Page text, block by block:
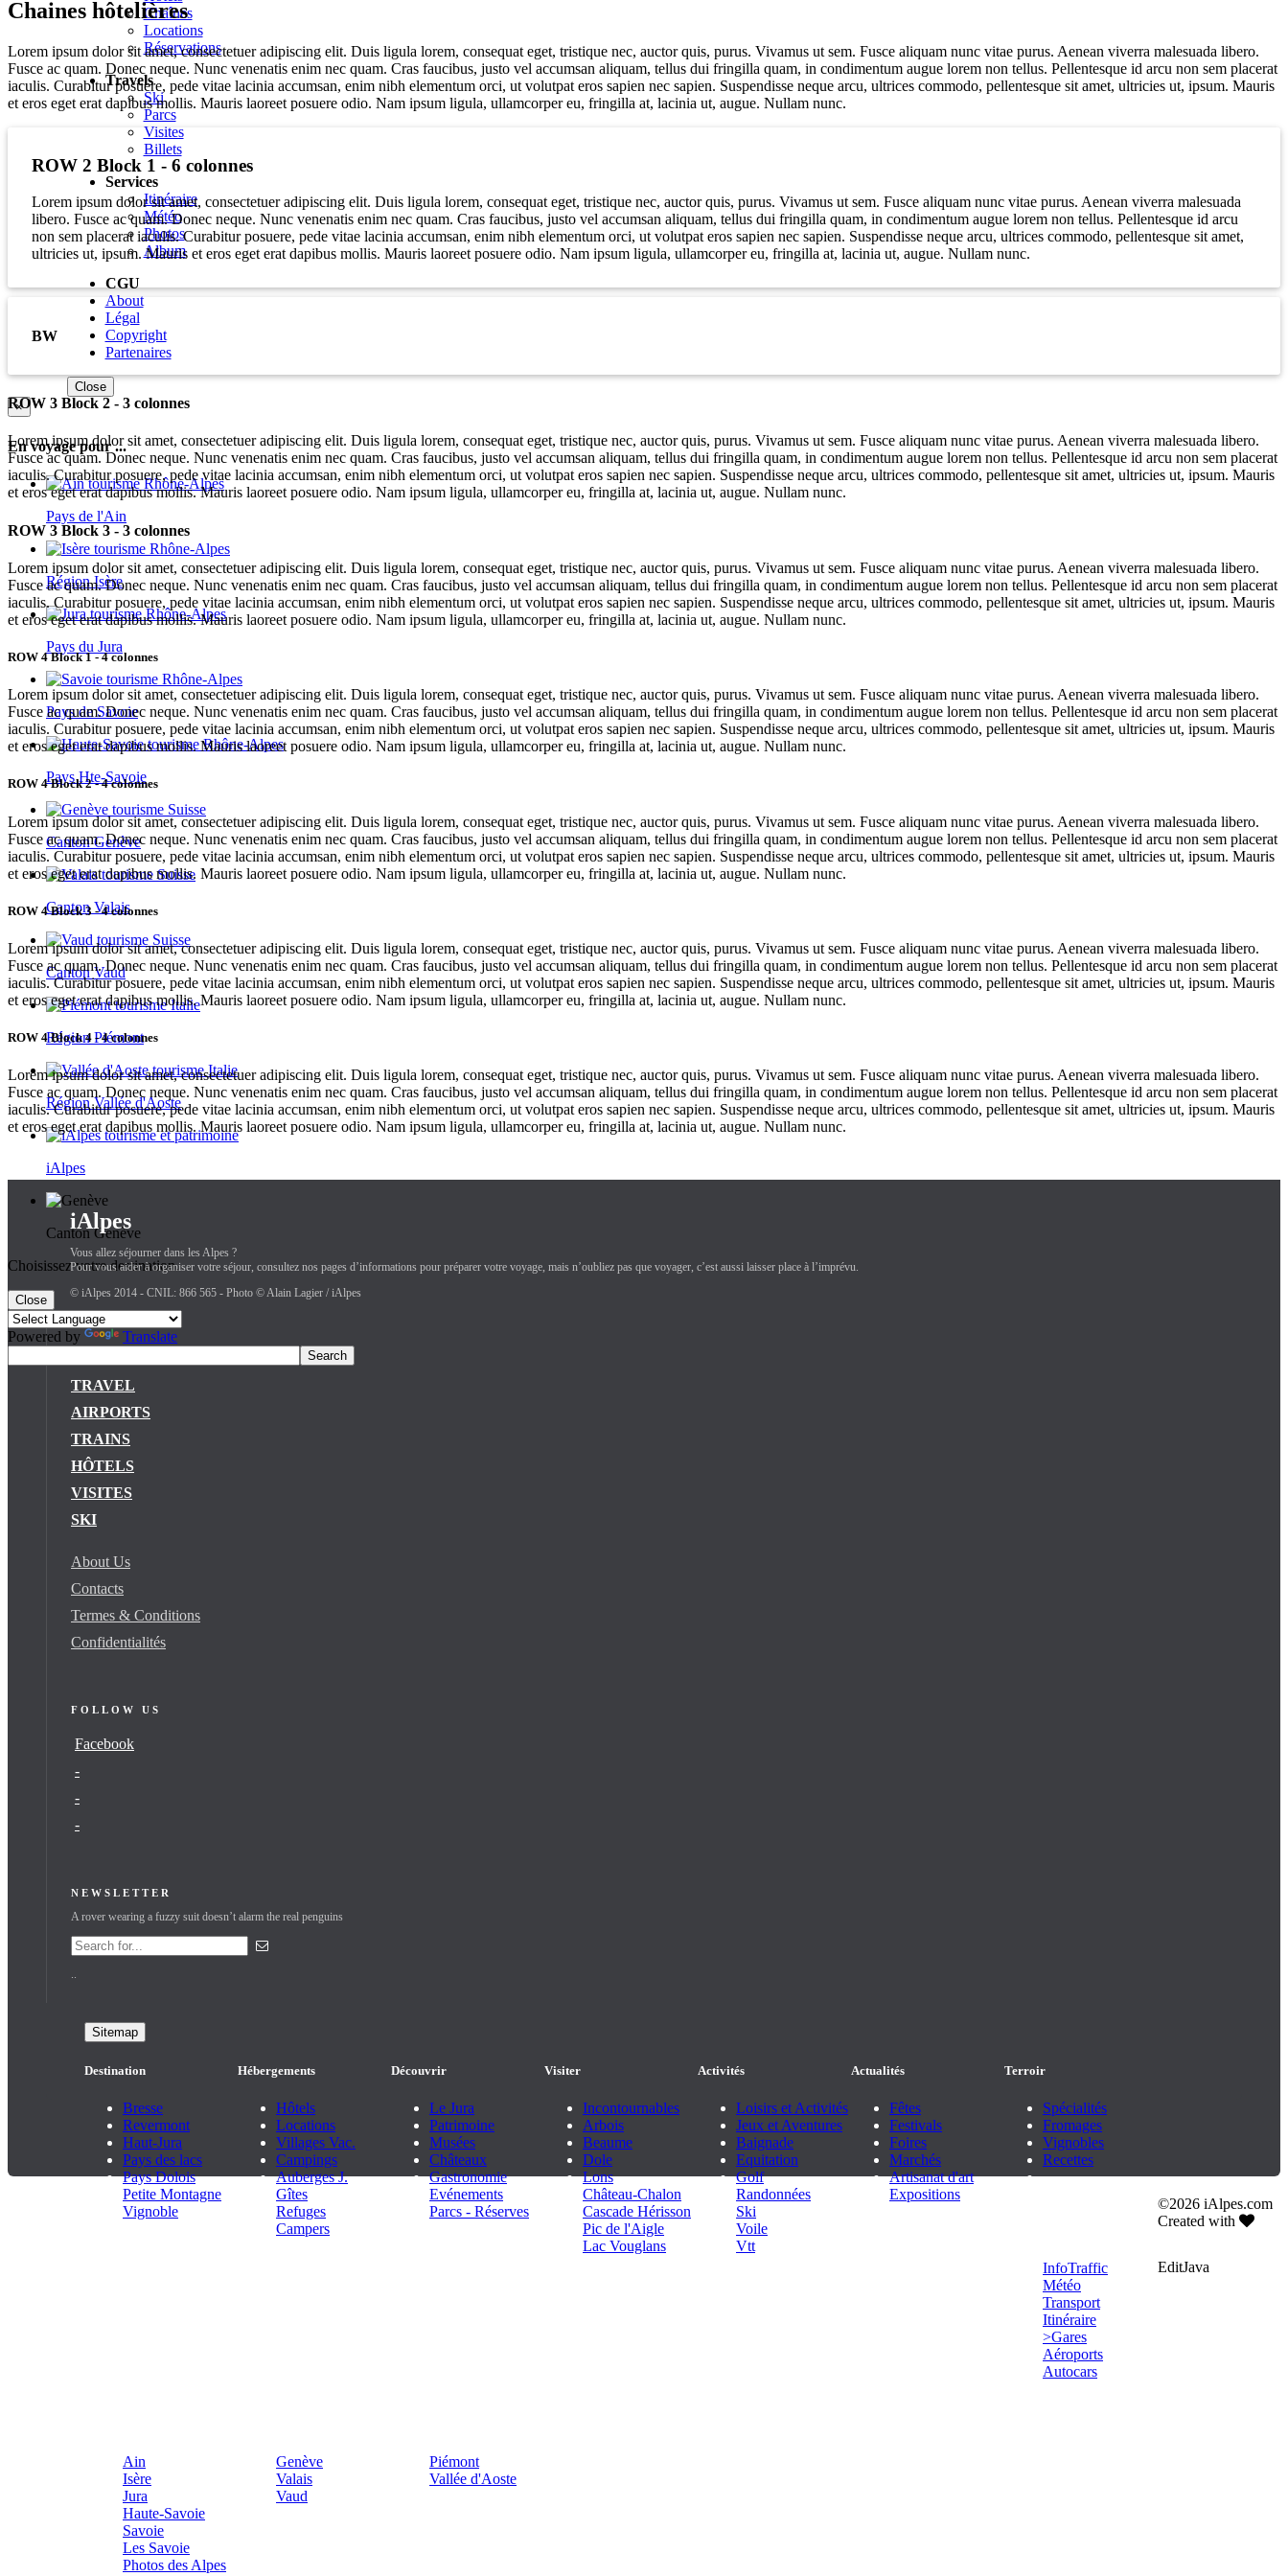
Chaînes
Locations
Réservations
Travels
Ski
Parcs
Visites
Billets
Services
Itinéraire
Météo
Photos
Album
CGU
About
Légal
Copyright
Partenaires
Close
×
En voyage pour ...
Pays de l'Ain
Région Isère
Pays du Jura
Pays de Savoie
Pays Hte-Savoie
Canton Genève
Canton Valais
Canton Vaud
Région Piémont
Région Vallée d'Aoste
iAlpes
Canton Genève
Choisissez votre destination.
Close
Powered by Translate
Chaines hôtelières
Lorem ipsum dolor sit amet, consectetuer adipiscing elit. Duis ligula lorem, consequat eget, tristique nec, auctor quis, purus. Vivamus ut sem. Fusce aliquam nunc vitae purus. Aenean viverra malesuada libero.
Fusce ac quam. Donec neque. Nunc venenatis enim nec quam. Cras faucibus, justo vel accumsan aliquam, tellus dui fringilla quam, in condimentum augue lorem non tellus. Pellentesque id arcu non sem placerat
iaculis. Curabitur posuere, pede vitae lacinia accumsan, enim nibh elementum orci, ut volutpat eros sapien nec sapien. Suspendisse neque arcu, ultrices commodo, pellentesque sit amet, ultricies ut, ipsum. Mauris
et eros eget erat dapibus mollis. Mauris laoreet posuere odio. Nam ipsum ligula, ullamcorper eu, fringilla at, lacinia ut, augue. Nullam nunc.
ROW 2 Block 1 - 6 colonnes
Lorem ipsum dolor sit amet, consectetuer adipiscing elit. Duis ligula lorem, consequat eget, tristique nec, auctor quis, purus. Vivamus ut sem. Fusce aliquam nunc vitae purus. Aenean viverra malesuada
libero. Fusce ac quam. Donec neque. Nunc venenatis enim nec quam. Cras faucibus, justo vel accumsan aliquam, tellus dui fringilla quam, in condimentum augue lorem non tellus. Pellentesque id arcu
non sem placerat iaculis. Curabitur posuere, pede vitae lacinia accumsan, enim nibh elementum orci, ut volutpat eros sapien nec sapien. Suspendisse neque arcu, ultrices commodo, pellentesque sit amet,
ultricies ut, ipsum. Mauris et eros eget erat dapibus mollis. Mauris laoreet posuere odio. Nam ipsum ligula, ullamcorper eu, fringilla at, lacinia ut, augue. Nullam nunc.
BW
ROW 3 Block 2 - 3 colonnes
Lorem ipsum dolor sit amet, consectetuer adipiscing elit. Duis ligula lorem, consequat eget, tristique nec, auctor quis, purus. Vivamus ut sem. Fusce aliquam nunc vitae purus. Aenean viverra malesuada libero.
Fusce ac quam. Donec neque. Nunc venenatis enim nec quam. Cras faucibus, justo vel accumsan aliquam, tellus dui fringilla quam, in condimentum augue lorem non tellus. Pellentesque id arcu non sem placerat
iaculis. Curabitur posuere, pede vitae lacinia accumsan, enim nibh elementum orci, ut volutpat eros sapien nec sapien. Suspendisse neque arcu, ultrices commodo, pellentesque sit amet, ultricies ut, ipsum. Mauris
et eros eget erat dapibus mollis. Mauris laoreet posuere odio. Nam ipsum ligula, ullamcorper eu, fringilla at, lacinia ut, augue. Nullam nunc.
ROW 3 Block 3 - 3 colonnes
Lorem ipsum dolor sit amet, consectetuer adipiscing elit. Duis ligula lorem, consequat eget, tristique nec, auctor quis, purus. Vivamus ut sem. Fusce aliquam nunc vitae purus. Aenean viverra malesuada libero.
Fusce ac quam. Donec neque. Nunc venenatis enim nec quam. Cras faucibus, justo vel accumsan aliquam, tellus dui fringilla quam, in condimentum augue lorem non tellus. Pellentesque id arcu non sem placerat
iaculis. Curabitur posuere, pede vitae lacinia accumsan, enim nibh elementum orci, ut volutpat eros sapien nec sapien. Suspendisse neque arcu, ultrices commodo, pellentesque sit amet, ultricies ut, ipsum. Mauris
et eros eget erat dapibus mollis. Mauris laoreet posuere odio. Nam ipsum ligula, ullamcorper eu, fringilla at, lacinia ut, augue. Nullam nunc.
ROW 4 Block 1 - 4 colonnes
Lorem ipsum dolor sit amet, consectetuer adipiscing elit. Duis ligula lorem, consequat eget, tristique nec, auctor quis, purus. Vivamus ut sem. Fusce aliquam nunc vitae purus. Aenean viverra malesuada libero.
Fusce ac quam. Donec neque. Nunc venenatis enim nec quam. Cras faucibus, justo vel accumsan aliquam, tellus dui fringilla quam, in condimentum augue lorem non tellus. Pellentesque id arcu non sem placerat
iaculis. Curabitur posuere, pede vitae lacinia accumsan, enim nibh elementum orci, ut volutpat eros sapien nec sapien. Suspendisse neque arcu, ultrices commodo, pellentesque sit amet, ultricies ut, ipsum. Mauris
et eros eget erat dapibus mollis. Mauris laoreet posuere odio. Nam ipsum ligula, ullamcorper eu, fringilla at, lacinia ut, augue. Nullam nunc.
ROW 4 Block 2 - 4 colonnes
Lorem ipsum dolor sit amet, consectetuer adipiscing elit. Duis ligula lorem, consequat eget, tristique nec, auctor quis, purus. Vivamus ut sem. Fusce aliquam nunc vitae purus. Aenean viverra malesuada libero.
Fusce ac quam. Donec neque. Nunc venenatis enim nec quam. Cras faucibus, justo vel accumsan aliquam, tellus dui fringilla quam, in condimentum augue lorem non tellus. Pellentesque id arcu non sem placerat
iaculis. Curabitur posuere, pede vitae lacinia accumsan, enim nibh elementum orci, ut volutpat eros sapien nec sapien. Suspendisse neque arcu, ultrices commodo, pellentesque sit amet, ultricies ut, ipsum. Mauris
et eros eget erat dapibus mollis. Mauris laoreet posuere odio. Nam ipsum ligula, ullamcorper eu, fringilla at, lacinia ut, augue. Nullam nunc.
ROW 4 Block 3 - 4 colonnes
Lorem ipsum dolor sit amet, consectetuer adipiscing elit. Duis ligula lorem, consequat eget, tristique nec, auctor quis, purus. Vivamus ut sem. Fusce aliquam nunc vitae purus. Aenean viverra malesuada libero.
Fusce ac quam. Donec neque. Nunc venenatis enim nec quam. Cras faucibus, justo vel accumsan aliquam, tellus dui fringilla quam, in condimentum augue lorem non tellus. Pellentesque id arcu non sem placerat
iaculis. Curabitur posuere, pede vitae lacinia accumsan, enim nibh elementum orci, ut volutpat eros sapien nec sapien. Suspendisse neque arcu, ultrices commodo, pellentesque sit amet, ultricies ut, ipsum. Mauris
et eros eget erat dapibus mollis. Mauris laoreet posuere odio. Nam ipsum ligula, ullamcorper eu, fringilla at, lacinia ut, augue. Nullam nunc.
ROW 4 Block 4 - 4 colonnes
Lorem ipsum dolor sit amet, consectetuer adipiscing elit. Duis ligula lorem, consequat eget, tristique nec, auctor quis, purus. Vivamus ut sem. Fusce aliquam nunc vitae purus. Aenean viverra malesuada libero.
Fusce ac quam. Donec neque. Nunc venenatis enim nec quam. Cras faucibus, justo vel accumsan aliquam, tellus dui fringilla quam, in condimentum augue lorem non tellus. Pellentesque id arcu non sem placerat
iaculis. Curabitur posuere, pede vitae lacinia accumsan, enim nibh elementum orci, ut volutpat eros sapien nec sapien. Suspendisse neque arcu, ultrices commodo, pellentesque sit amet, ultricies ut, ipsum. Mauris
et eros eget erat dapibus mollis. Mauris laoreet posuere odio. Nam ipsum ligula, ullamcorper eu, fringilla at, lacinia ut, augue. Nullam nunc.
iAlpes
Vous allez séjourner dans les Alpes ?
Pour vous aider à organiser votre séjour, consultez nos pages d’informations pour préparer votre voyage, mais n’oubliez pas que voyager, c’est aussi laisser place à l’imprévu.
© iAlpes 2014 - CNIL: 866 565 - Photo © Alain Lagier / iAlpes
TRAVEL
AIRPORTS
TRAINS
HÔTELS
VISITES
SKI
About Us
Contacts
Termes & Conditions
Confidentialités
FOLLOW US
Facebook
-
-
-
NEWSLETTER
A rover wearing a fuzzy suit doesn’t alarm the real penguins
..
Sitemap
Destination
Bresse
Revermont
Haut-Jura
Pays des lacs
Pays Dolois
Petite Montagne
Vignoble
Hébergements
Hôtels
Locations
Villages Vac.
Campings
Auberges J.
Gîtes
Refuges
Campers
Découvrir
Le Jura
Patrimoine
Musées
Châteaux
Gastronomie
Evénements
Parcs - Réserves
Visiter
Incontournables
Arbois
Beaume
Dole
Lons
Château-Chalon
Cascade Hérisson
Pic de l'Aigle
Lac Vouglans
Activités
Loisirs et Activités
Jeux et Aventures
Baignade
Equitation
Golf
Randonnées
Ski
Voile
Vtt
Actualités
Fêtes
Festivals
Foires
Marchés
Artisanat d'art
Expositions
Terroir
Spécialités
Fromages
Vignobles
Recettes
.
InfoTraffic
Météo
Transport
Itinéraire
>Gares
Aéroports
Autocars
Ain
Isère
Jura
Haute-Savoie
Savoie
Les Savoie
Photos des Alpes
Genève
Valais
Vaud
Piémont
Vallée d'Aoste
©2026 iAlpes.com
Created with
EditJava